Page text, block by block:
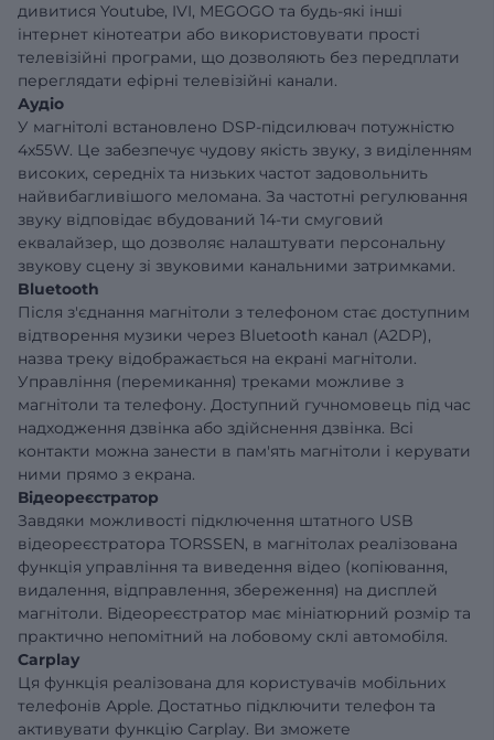
дивитися Youtube, IVI, MEGOGO та будь-які інші
інтернет кінотеатри або використовувати прості
телевізійні програми, що дозволяють без передплати
переглядати ефірні телевізійні канали.
Аудіо
У магнітолі встановлено DSP-підсилювач потужністю
4x55W. Це забезпечує чудову якість звуку, з виділенням
високих, середніх та низьких частот задовольнить
найвибагливішого меломана. За частотні регулювання
звуку відповідає вбудований 14-ти смуговий
еквалайзер, що дозволяє налаштувати персональну
звукову сцену зі звуковими канальними затримками.
Bluetooth
Після з'єднання магнітоли з телефоном стає доступним
відтворення музики через Bluetooth канал (A2DP),
назва треку відображається на екрані магнітоли.
Управління (перемикання) треками можливе з
магнітоли та телефону. Доступний гучномовець під час
надходження дзвінка або здійснення дзвінка. Всі
контакти можна занести в пам'ять магнітоли і керувати
ними прямо з екрана.
Відеореєстратор
Завдяки можливості підключення штатного USB
відеореєстратора TORSSEN, в магнітолах реалізована
функція управління та виведення відео (копіювання,
видалення, відправлення, збереження) на дисплей
магнітоли. Відеореєстратор має мініатюрний розмір та
практично непомітний на лобовому склі автомобіля.
Carplay
Ця функція реалізована для користувачів мобільних
телефонів Apple. Достатньо підключити телефон та
активувати функцію Carplay. Ви зможете